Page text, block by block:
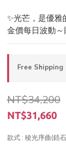
✨光芒，是優
金價每日波動～
Free
NT$34,200
NT$31,660
款式 : 稜光序曲(鋯